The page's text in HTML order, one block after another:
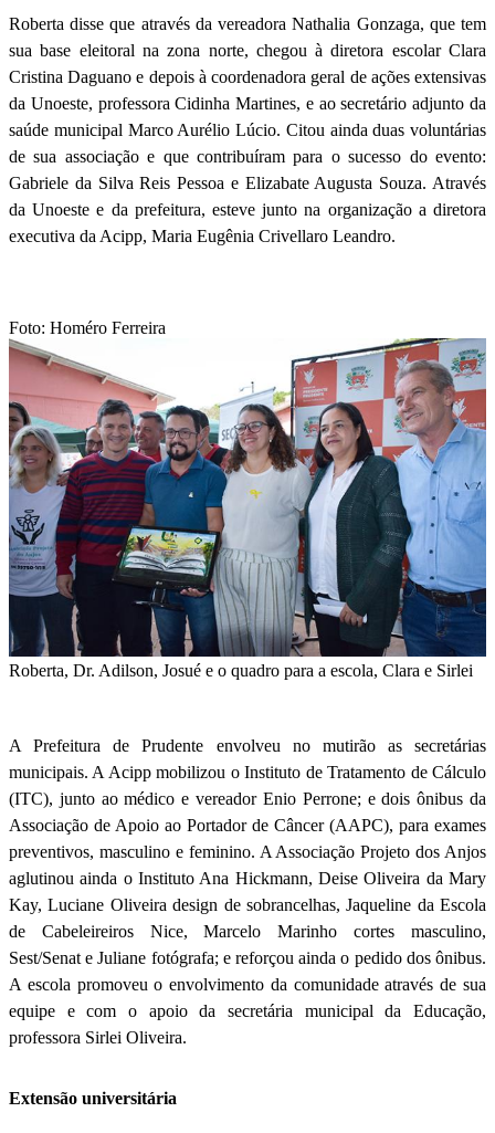
Roberta disse que através da vereadora Nathalia Gonzaga, que tem
sua base eleitoral na zona norte, chegou à diretora escolar Clara
Cristina Daguano e depois à coordenadora geral de ações extensivas
da Unoeste, professora Cidinha Martines, e ao secretário adjunto da
saúde municipal Marco Aurélio Lúcio. Citou ainda duas voluntárias
de sua associação e que contribuíram para o sucesso do evento:
Gabriele da Silva Reis Pessoa e Elizabate Augusta Souza. Através
da Unoeste e da prefeitura, esteve junto na organização a diretora
executiva da Acipp, Maria Eugênia Crivellaro Leandro.
Foto: Homéro Ferreira
Roberta, Dr. Adilson, Josué e o quadro para a escola, Clara e Sirlei
A Prefeitura de Prudente envolveu no mutirão as secretárias
municipais. A Acipp mobilizou o Instituto de Tratamento de Cálculo
(ITC), junto ao médico e vereador Enio Perrone; e dois ônibus da
Associação de Apoio ao Portador de Câncer (AAPC), para exames
preventivos, masculino e feminino. A Associação Projeto dos Anjos
aglutinou ainda o Instituto Ana Hickmann, Deise Oliveira da Mary
Kay, Luciane Oliveira design de sobrancelhas, Jaqueline da Escola
de Cabeleireiros Nice, Marcelo Marinho cortes masculino,
Sest/Senat e Juliane fotógrafa; e reforçou ainda o pedido dos ônibus.
A escola promoveu o envolvimento da comunidade através de sua
equipe e com o apoio da secretária municipal da Educação,
professora Sirlei Oliveira.
Extensão universitária